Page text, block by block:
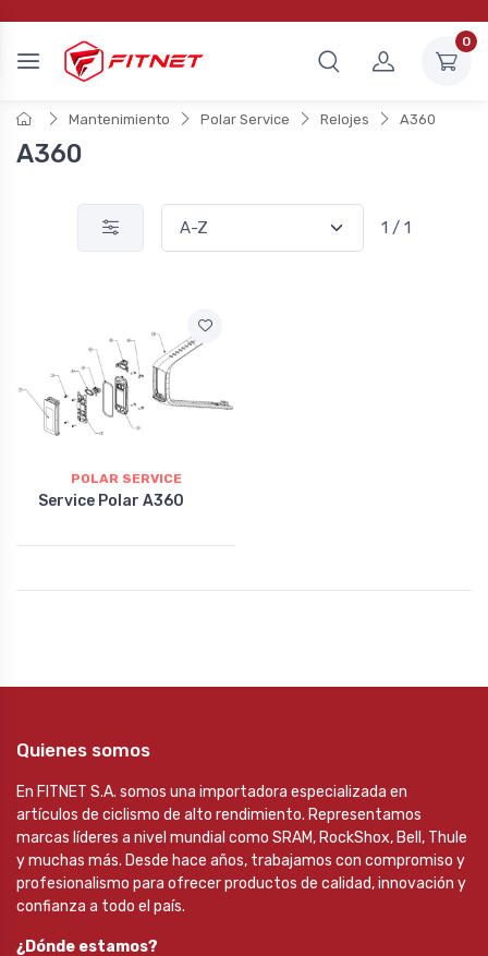
0
Mantenimiento Polar Service Relojes A360
A360
1 / 1
POLAR SERVICE
Service Polar A360
Quienes somos
En FITNET S.A. somos una importadora especializada en
artículos de ciclismo de alto rendimiento. Representamos
marcas líderes a nivel mundial como SRAM, RockShox, Bell, Thule
y muchas más. Desde hace años, trabajamos con compromiso y
profesionalismo para ofrecer productos de calidad, innovación y
confianza a todo el país.
¿Dónde estamos?